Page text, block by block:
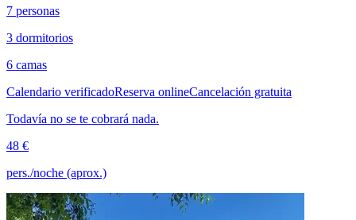
7 personas
3 dormitorios
6 camas
Calendario verificadoReserva onlineCancelación gratuita
Todavía no se te cobrará nada.
48 €
pers./noche (aprox.)